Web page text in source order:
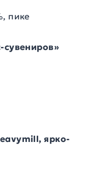
пике
сувениров»
ярко-